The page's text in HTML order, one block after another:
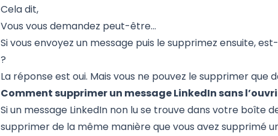
Cela dit,
Vous vous demandez peut-être...
Si vous envoyez un message puis le supprimez ensuite,
?
La réponse est oui. Mais vous ne pouvez le supprimer que
Comment supprimer un message LinkedIn sans
Si un message LinkedIn non lu se trouve dans votre boîte
supprimer de la même manière que vous avez supprimé